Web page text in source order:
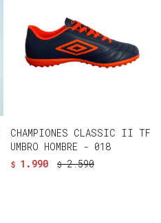
CHAMPIONES CLASSIC II TF
UMBRO HOMBRE - 018
$ 1.990 $ 2.590